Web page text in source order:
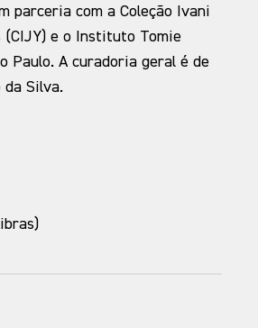
parceria com a Coleção Ivani
(CIJY) e o Instituto Tomie
Paulo. A curadoria geral é de
da Silva.